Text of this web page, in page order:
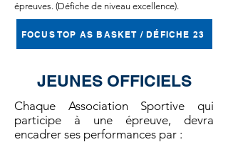
épreuves. (Défiche de niveau excellence).
FOCUS TOP AS BASKET / DÉFICHE 23
JEUNES OFFICIELS
Chaque Association Sportive qui
participe à une épreuve, devra
encadrer ses performances par :